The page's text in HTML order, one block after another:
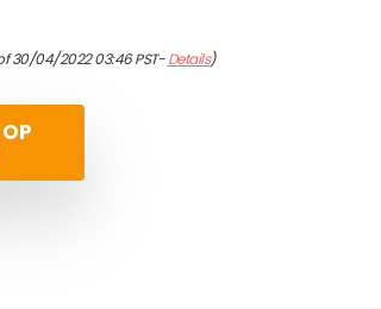
30/04/2022 03:46 PST-Details)